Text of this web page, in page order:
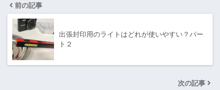
前の記事
出張封印用のライトはどれが使いやすい？パー
ト２
次の記事